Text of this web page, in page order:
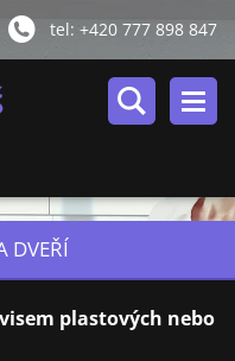
tel: +420 777 898 847
DVEŘÍ
plastových nebo